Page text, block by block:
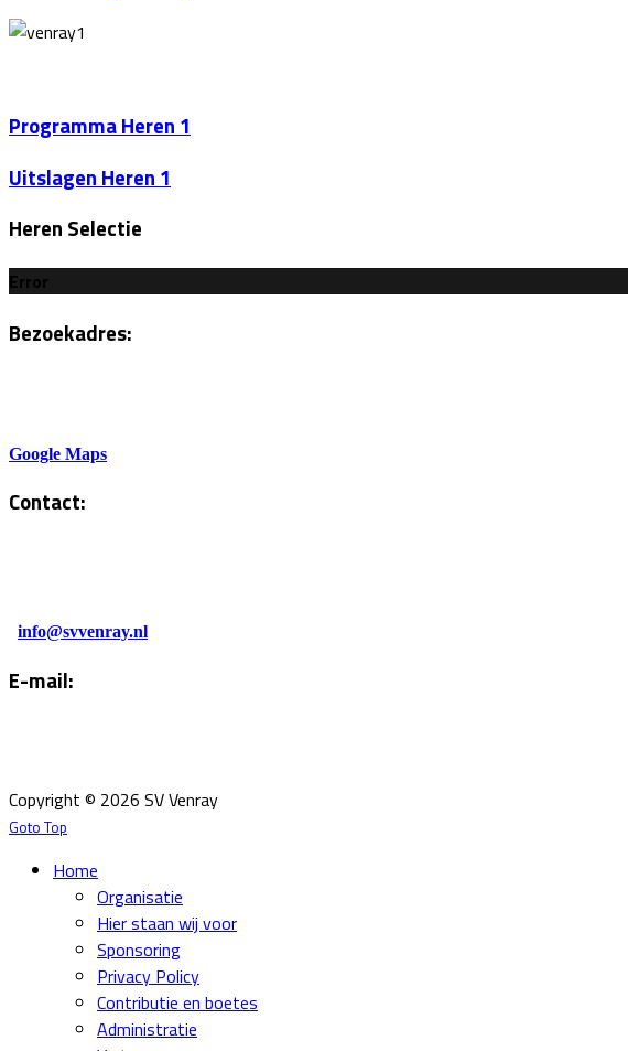
Programma Heren 1
Uitslagen Heren 1
Heren Selectie
Error
Bezoekadres:
Google Maps
Contact:
info@svvenray.nl
E-mail:
Copyright © 2026 SV Venray
Goto Top
Home
Organisatie
Hier staan wij voor
Sponsoring
Privacy Policy
Contributie en boetes
Administratie